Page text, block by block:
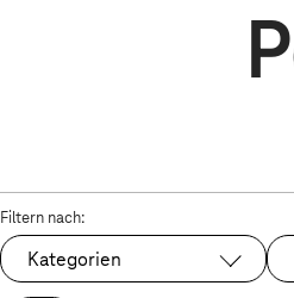
Filtern nach:
Kategorien